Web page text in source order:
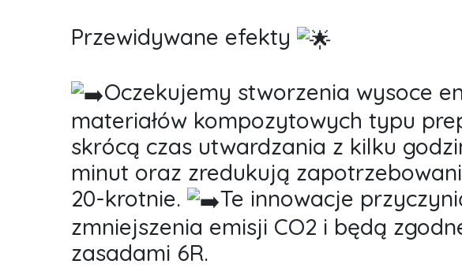
Przewidywane efekty
Oczekujemy stworzenia wysoce
materiałów kompozytowych typu
skrócą czas utwardzania z kilku
minut oraz zredukują
20-krotnie.
Te innowacje
zmniejszenia emisji CO2 i będą
zasadami 6R.